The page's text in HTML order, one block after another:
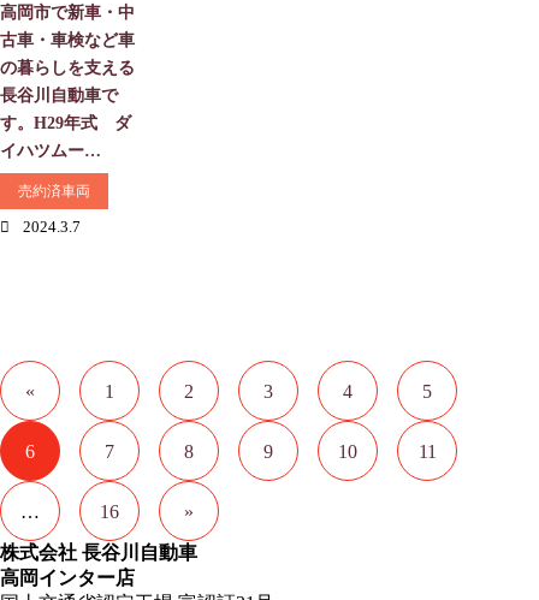
高岡市で新車・中
古車・車検など車
の暮らしを支える
長谷川自動車で
す。H29年式 ダ
イハツムー…
売約済車両
2024.3.7
« 1 2 3 4 5
6 7 8 9 10 11
… 16
»
株式会社 長谷川自動車
高岡インター店